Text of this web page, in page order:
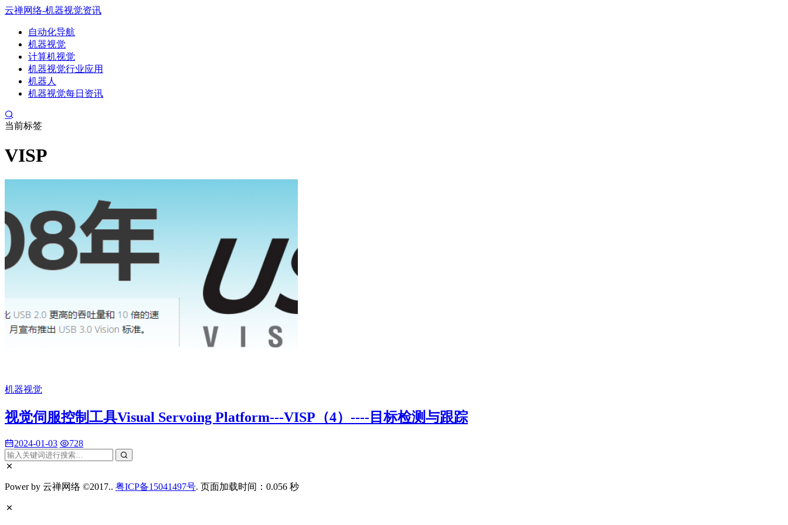
云禅网络-机器视觉资讯
自动化导航
机器视觉
计算机视觉
机器视觉行业应用
机器人
机器视觉每日资讯
当前标签
VISP
机器视觉
视觉伺服控制工具Visual Servoing Platform---VISP（4）----目标检测与跟踪
2024-01-03 728
Power by 云禅网络 ©2017.. 粤ICP备15041497号. 页面加载时间：0.056 秒